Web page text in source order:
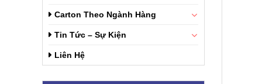
Carton Theo Ngành Hàng
Tin Tức – Sự Kiện
Liên Hệ